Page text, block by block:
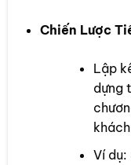
Chiến Lược
Lập
dựng
Ví dụ: